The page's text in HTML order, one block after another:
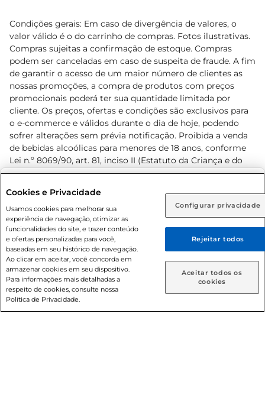
Rio de Janeiro (RJ) Goiás (GO)
Ou
Caso queira comprar online, informe como deseja receber
suas compras:
Entrega em casa Retire em Loja
Condições gerais: Em caso de divergência de valores, o
valor válido é o do carrinho de compras. Fotos ilustrativas.
Compras sujeitas a confirmação de estoque. Compras
podem ser canceladas em caso de suspeita de fraude. A fim
de garantir o acesso de um maior número de clientes as
nossas promoções, a compra de produtos com preços
promocionais poderá ter sua quantidade limitada por
cliente. Os preços, ofertas e condições são exclusivos para
o e-commerce e válidos durante o dia de hoje, podendo
sofrer alterações sem prévia notificação. Proibida a venda
de bebidas alcoólicas para menores de 18 anos, conforme
Lei n.º 8069/90, art. 81, inciso II (Estatuto da Criança e do
Adolescente). Preços e condições exclusivos para o
prévio. O valor mínimo para as compras on-line é de R$
80,00.
© 2026 Copyright. Todos os direitos
reservados Prezunic.
Cookies e Privacidade
Usamos cookies para melhorar sua
experiência de navegação, otimizar as
funcionalidades do site, e trazer conteúdo
e ofertas personalizadas para você,
baseadas em seu histórico de navegação.
Ao clicar em aceitar, você concorda em
armazenar cookies em seu dispositivo.
Para informações mais detalhadas a
respeito de cookies, consulte nossa
Política de Privacidade.
Configurar privacidade
Rejeitar todos
Aceitar todos os
cookies